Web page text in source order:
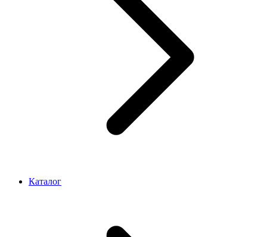
Каталог